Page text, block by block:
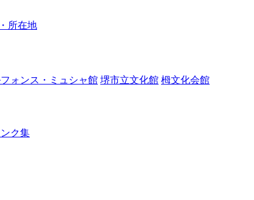
所在地
ォンス・ミュシャ館 堺市立文化館 栂文化会館
ンク集